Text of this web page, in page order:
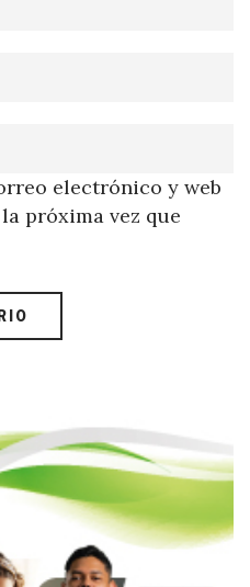
electrónico y web
próxima vez que